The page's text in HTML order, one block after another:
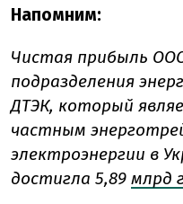
Напомним:
Чистая прибыль
подразделения
ДТЭК, который
частным
электроэнергии в
достигла 5,89 млрд